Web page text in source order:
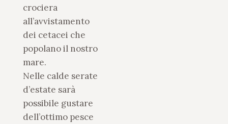
crociera
all’avvistamento
dei cetacei che
popolano il nostro
mare.
Nelle calde serate
d’estate sarà
possibile gustare
dell’ottimo pesce